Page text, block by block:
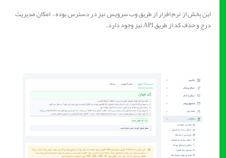
این بخش از نرم افزار از طریق وب سرویس نیز در دسترس بوده ، امکان مدیریت
درج و حذف کد از طریق API نیز وجود دارد.